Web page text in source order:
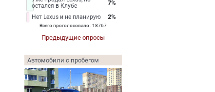
остался в Клубе
7%
Нет Lexus и не планирую 2%
Всего проголосовало : 18767
Предыдущие опросы
Автомобили с пробегом